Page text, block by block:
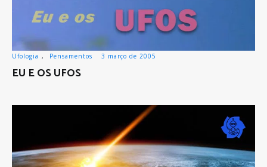
Ufologia , Pensamentos 3 março de 2005
EU E OS UFOS